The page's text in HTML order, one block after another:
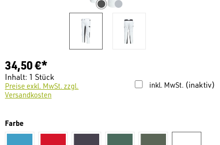
34,50 €*
Inhalt: 1 Stück
inkl. MwSt. (inaktiv)
Preise exkl. MwSt. zzgl.
Versandkosten
Farbeauswählen